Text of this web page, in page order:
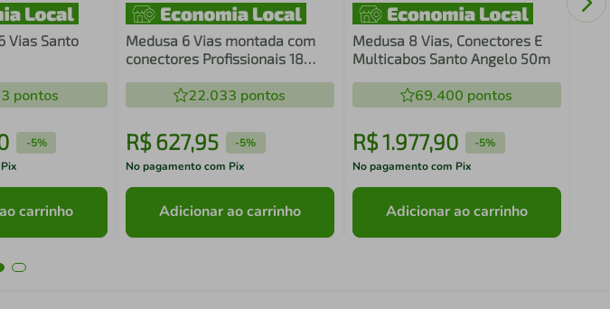
Vias Santo
pontos
-5%
carrinho
Medusa 6 Vias montada com
conectores Profissionais 18
22.033 pontos
R$ 627,95 -5%
No pagamento com Pix
Adicionar ao carrinho
Medusa 8 Vias, Conectores E
Multicabos Santo Angelo 50m
69.400 pontos
R$1.977,90 -5%
No pagamento com Pix
Adicionar ao carrinho